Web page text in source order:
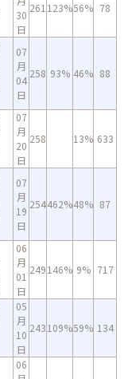
30
日
261 123%56% 78
07
月
04
日
258 93% 46% 88
07
月
20
日
258 13% 633
07
月
19
日
254462%48% 87
06
月
01
日
249146% 9% 717
05
月
10
日
243109%59% 134
06